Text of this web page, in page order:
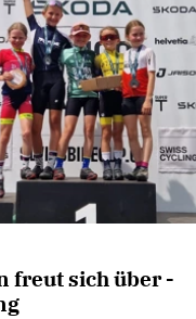
freut sich über